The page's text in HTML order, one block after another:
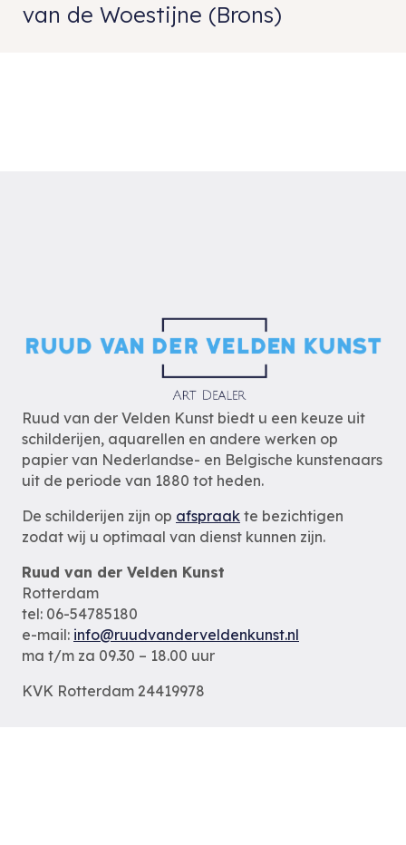
van de Woestijne (Brons)
Ruud van der Velden Kunst biedt u een keuze uit
schilderijen, aquarellen en andere werken op
papier van Nederlandse- en Belgische kunstenaars
uit de periode van 1880 tot heden.
De schilderijen zijn op afspraak te bezichtigen
zodat wij u optimaal van dienst kunnen zijn.
Ruud van der Velden Kunst
Rotterdam
tel: 06-54785180
e-mail: info@ruudvanderveldenkunst.nl
ma t/m za 09.30 – 18.00 uur
KVK Rotterdam 24419978